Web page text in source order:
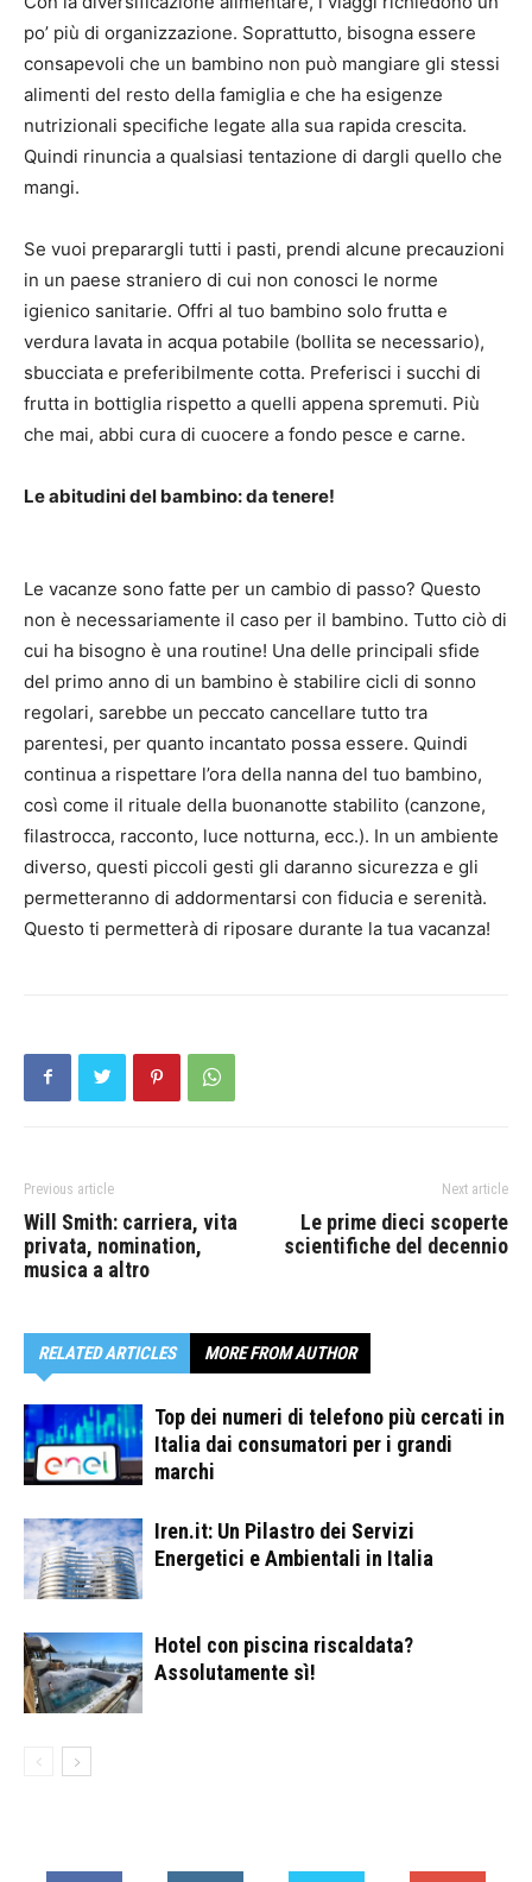
po’ più di organizzazione. Soprattutto, bisogna essere
consapevoli che un bambino non può mangiare gli stessi
alimenti del resto della famiglia e che ha esigenze
nutrizionali specifiche legate alla sua rapida crescita.
Quindi rinuncia a qualsiasi tentazione di dargli quello che
mangi.
Se vuoi preparargli tutti i pasti, prendi alcune precauzioni
in un paese straniero di cui non conosci le norme
igienico sanitarie. Offri al tuo bambino solo frutta e
verdura lavata in acqua potabile (bollita se necessario),
sbucciata e preferibilmente cotta. Preferisci i succhi di
frutta in bottiglia rispetto a quelli appena spremuti. Più
che mai, abbi cura di cuocere a fondo pesce e carne.
Le abitudini del bambino: da tenere!
Le vacanze sono fatte per un cambio di passo? Questo
non è necessariamente il caso per il bambino. Tutto ciò di
cui ha bisogno è una routine! Una delle principali sfide
del primo anno di un bambino è stabilire cicli di sonno
regolari, sarebbe un peccato cancellare tutto tra
parentesi, per quanto incantato possa essere. Quindi
continua a rispettare l’ora della nanna del tuo bambino,
così come il rituale della buonanotte stabilito (canzone,
filastrocca, racconto, luce notturna, ecc.). In un ambiente
diverso, questi piccoli gesti gli daranno sicurezza e gli
permetteranno di addormentarsi con fiducia e serenità.
Questo ti permetterà di riposare durante la tua vacanza!
Previous article
Will Smith: carriera, vita
privata, nomination,
musica a altro
Next article
Le prime dieci scoperte
scientifiche del decennio
RELATED ARTICLES MORE FROM AUTHOR
Top dei numeri di telefono più cercati in
Italia dai consumatori per i grandi
marchi
Iren.it: Un Pilastro dei Servizi
Energetici e Ambientali in Italia
Hotel con piscina riscaldata?
Assolutamente sì!